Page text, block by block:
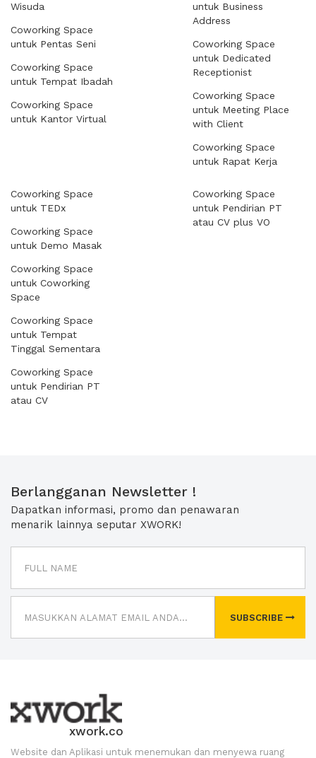
Wisuda
Coworking Space
untuk Pentas Seni
Coworking Space
untuk Tempat Ibadah
Coworking Space
untuk Kantor Virtual
untuk Business
Address
Coworking Space
untuk Dedicated
Receptionist
Coworking Space
untuk Meeting Place
with Client
Coworking Space
untuk Rapat Kerja
Coworking Space
untuk TEDx
Coworking Space
untuk Demo Masak
Coworking Space
untuk Coworking
Space
Coworking Space
untuk Tempat
Tinggal Sementara
Coworking Space
untuk Pendirian PT
atau CV
Coworking Space
untuk Pendirian PT
atau CV plus VO
Berlangganan Newsletter !
Dapatkan informasi, promo dan penawaran
menarik lainnya seputar XWORK!
SUBSCRIBE
xwork.co
Website dan Aplikasi untuk menemukan dan menyewa ruang